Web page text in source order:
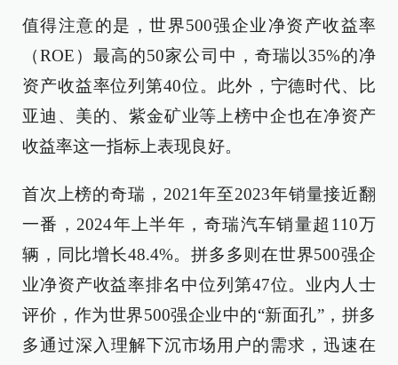
值得注意的是，世界500强企业净资产收益率
（ROE）最高的50家公司中，奇瑞以35%的净
资产收益率位列第40位。此外，宁德时代、比
亚迪、美的、紫金矿业等上榜中企也在净资产
收益率这一指标上表现良好。
首次上榜的奇瑞，2021年至2023年销量接近翻
一番，2024年上半年，奇瑞汽车销量超110万
辆，同比增长48.4%。拼多多则在世界500强企
业净资产收益率排名中位列第47位。业内人士
评价，作为世界500强企业中的“新面孔”，拼多
多通过深入理解下沉市场用户的需求，迅速在